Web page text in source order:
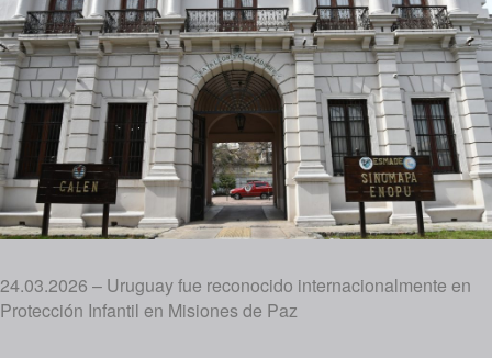
24.03.2026 – Uruguay fue reconocido internacionalmente en
Protección Infantil en Misiones de Paz